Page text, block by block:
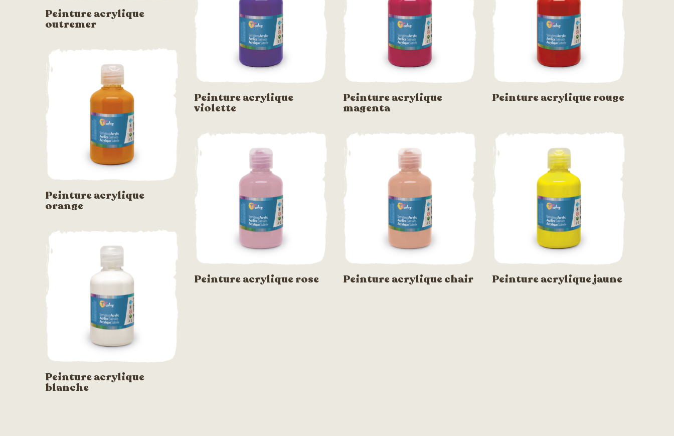
Peinture acrylique
outremer
Peinture acrylique
violette
Peinture acrylique
magenta
Peinture acrylique rouge
Peinture acrylique
orange
Peinture acrylique rose Peinture acrylique chair Peinture acrylique jaune
Peinture acrylique
blanche